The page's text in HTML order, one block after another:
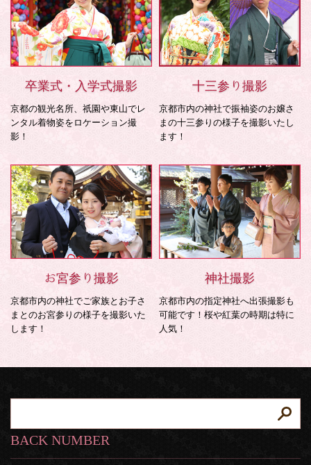
卒業式・入学式撮影
京都の観光名所、祇園や東山でレ
ンタル着物姿をロケーション撮
影！
十三参り撮影
京都市内の神社で振袖姿のお嬢さ
まの十三参りの様子を撮影いたし
ます！
お宮参り撮影
京都市内の神社でご家族とお子さ
まとのお宮参りの様子を撮影いた
します！
神社撮影
京都市内の指定神社へ出張撮影も
可能です！桜や紅葉の時期は特に
人気！
BACK NUMBER